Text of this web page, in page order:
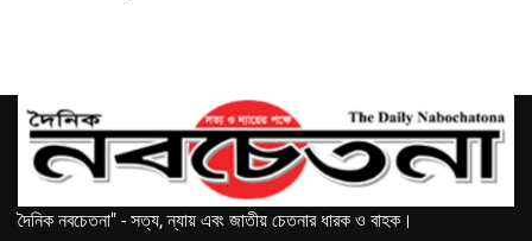
দৈনিক নবচেতনা" - সত্য, ন্যায় এবং জাতীয় চেতনার ধারক ও বাহক।